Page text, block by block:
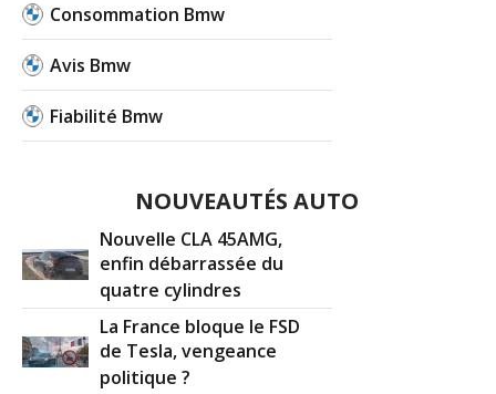
Consommation Bmw
Avis Bmw
Fiabilité Bmw
NOUVEAUTÉS AUTO
Nouvelle CLA 45AMG,
enfin débarrassée du
quatre cylindres
La France bloque le FSD
de Tesla, vengeance
politique ?